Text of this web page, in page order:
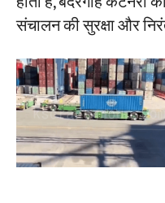
संचालन की सुरक्षा और